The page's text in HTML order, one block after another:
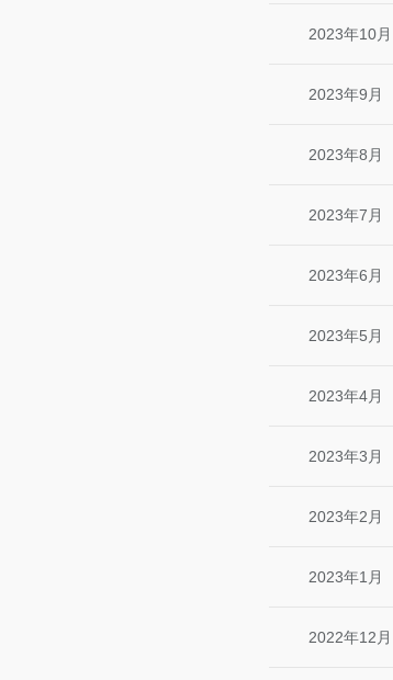
2023年10月
2023年9月
2023年8月
2023年7月
2023年6月
2023年5月
2023年4月
2023年3月
2023年2月
2023年1月
2022年12月